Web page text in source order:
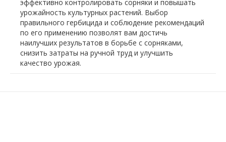
эффективно контролировать сорняки и повышать
урожайность культурных растений. Выбор
правильного гербицида и соблюдение рекомендаций
по его применению позволят вам достичь
наилучших результатов в борьбе с сорняками,
снизить затраты на ручной труд и улучшить
качество урожая.